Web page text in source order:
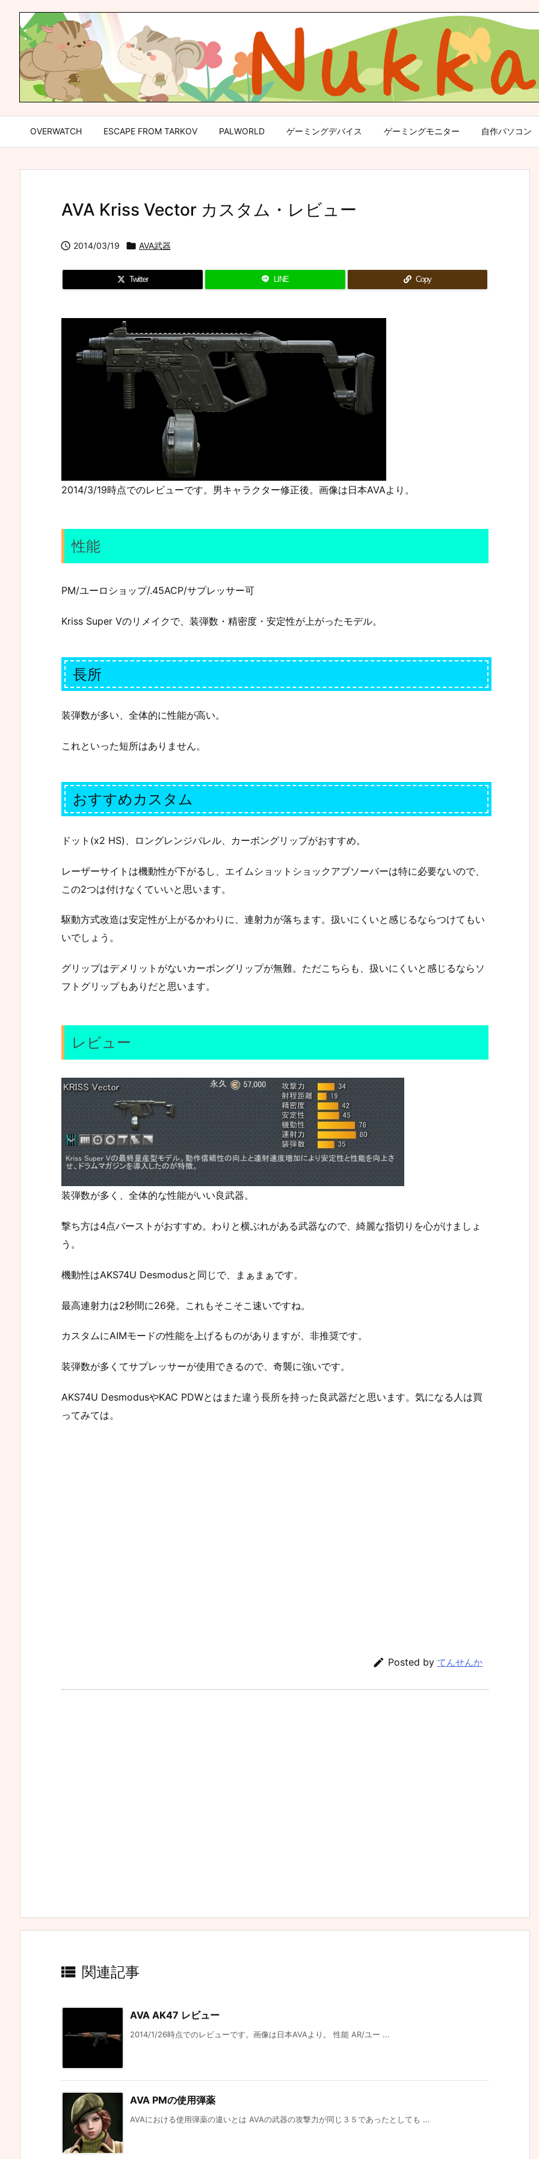
OVERWATCH ESCAPE FROM TARKOV PALWORLD ゲーミングデバイス ゲーミングモニター 自作パソコン
AVA Kriss Vector カスタム・レビュー
 2014/03/19  AVA武器
Twitter LINE Copy
2014/3/19時点でのレビューです。男キャラクター修正後。画像は日本AVAより。
性能
PM/ユーロショップ/.45ACP/サプレッサー可
Kriss Super Vのリメイクで、装弾数・精密度・安定性が上がったモデル。
長所
装弾数が多い、全体的に性能が高い。
これといった短所はありません。
おすすめカスタム
ドット(x2 HS)、ロングレンジバレル、カーボングリップがおすすめ。
レーザーサイトは機動性が下がるし、エイムショットショックアブソーバーは特に必要ないので、
この2つは付けなくていいと思います。
駆動方式改造は安定性が上がるかわりに、連射力が落ちます。扱いにくいと感じるならつけてもい
いでしょう。
グリップはデメリットがないカーボングリップが無難。ただこちらも、扱いにくいと感じるならソ
フトグリップもありだと思います。
レビュー
装弾数が多く、全体的な性能がいい良武器。
撃ち方は4点バーストがおすすめ。わりと横ぶれがある武器なので、綺麗な指切りを心がけましょ
う。
機動性はAKS74U Desmodusと同じで、まぁまぁです。
最高連射力は2秒間に26発。これもそこそこ速いですね。
カスタムにAIMモードの性能を上げるものがありますが、非推奨です。
装弾数が多くてサプレッサーが使用できるので、奇襲に強いです。
AKS74U DesmodusやKAC PDWとはまた違う長所を持った良武器だと思います。気になる人は買
ってみては。
 Posted by てんせんか
 関連記事
AVA AK47 レビュー
2014/1/26時点でのレビューです。画像は日本AVAより。 性能 AR/ユー ...
AVA PMの使用弾薬
AVAにおける使用弾薬の違いとは AVAの武器の攻撃力が同じ３５であったとしても ...